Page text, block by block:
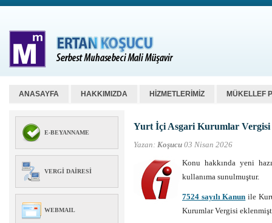
ANASAYFA HAKKIMIZDA HİZMETLERİMİZ MÜKELLEF
E-BEYANNAME
VERGI DAIRESI
WEBMAIL
Yurt İçi Asgari Kurumlar Vergisi
Yazan: Koşucu 03 Nisan 2026
Konu hakkında yeni
kullanıma sunulmuştur.
7524 sayılı Kanun ile
Kurumlar Vergisi